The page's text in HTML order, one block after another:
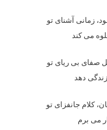
آشنای تو
می کند
بی ریای تو
دهد
جانفزای تو
می برم